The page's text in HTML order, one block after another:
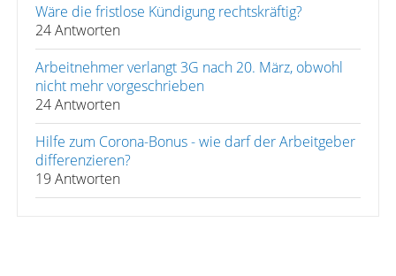
Wäre die fristlose Kündigung rechtskräftig?
24 Antworten
Arbeitnehmer verlangt 3G nach 20. März, obwohl
nicht mehr vorgeschrieben
24 Antworten
Hilfe zum Corona-Bonus - wie darf der Arbeitgeber
differenzieren?
19 Antworten